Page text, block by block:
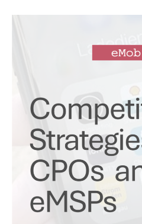
2025“